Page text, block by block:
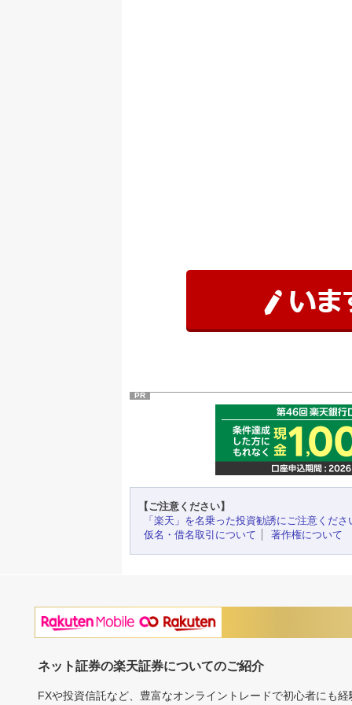
PR
【ご注意ください】
「楽天」を名乗った投資勧誘にご注意くださ
仮名・借名取引について
著作権について
ネット証券の楽天証券についてのご紹介
FXや投資信託など、豊富なオンライントレードで初心者にも